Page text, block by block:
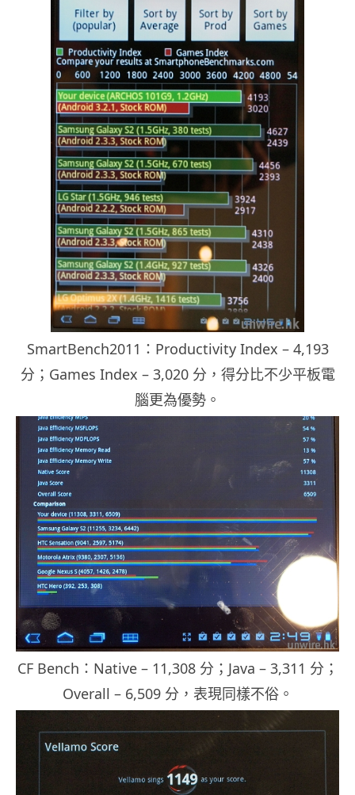
SmartBench2011：Productivity Index – 4,193
分；Games Index – 3,020 分，得分比不少平板電
腦更為優勢。
CF Bench：Native – 11,308 分；Java – 3,311 分；
Overall – 6,509 分，表現同樣不俗。